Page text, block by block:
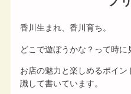
香川生まれ、香川育ち。
どこで遊ぼうかな？って時に
お店の魅力と楽しめるポイ
識して書いています。